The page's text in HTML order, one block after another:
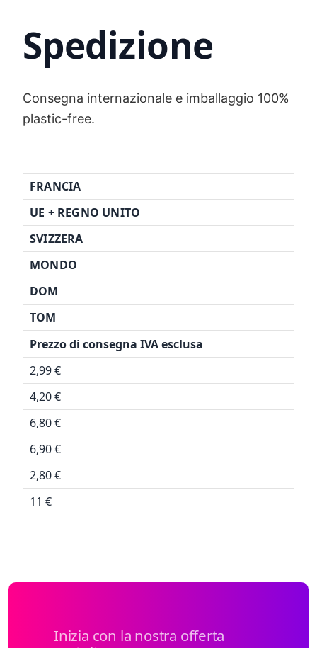
Spedizione
Consegna internazionale e imballaggio 100%
plastic-free.
FRANCIA
UE + REGNO UNITO
SVIZZERA
MONDO
DOM
TOM
Prezzo di consegna IVA esclusa
2,99 €
4,20 €
6,80 €
6,90 €
2,80 €
11 €
Inizia con la nostra offerta